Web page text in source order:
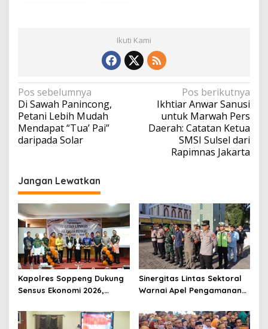
Ikuti Kami
Navigasi
pos
Pos sebelumnya
Di Sawah Panincong,
Petani Lebih Mudah
Mendapat “Tua’ Pai”
daripada Solar
Pos berikutnya
Ikhtiar Anwar Sanusi
untuk Marwah Pers
Daerah: Catatan Ketua
SMSI Sulsel dari
Rapimnas Jakarta
Jangan Lewatkan
Kapolres Soppeng Dukung
Sensus Ekonomi 2026,
demi Masa Depan
Pembangunan Daerah
Sinergitas Lintas Sektoral
Warnai Apel Pengamanan
di Soppeng